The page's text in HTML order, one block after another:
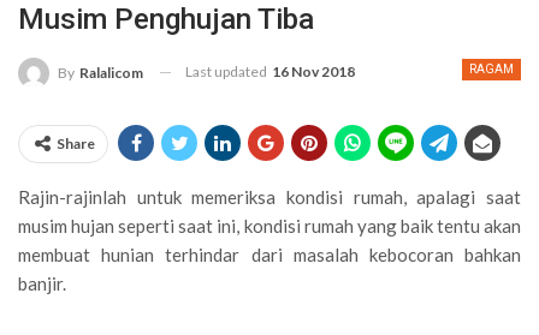
Musim Penghujan Tiba
RAGAM
By Ralalicom Last updated 16 Nov 2018
Share
Rajin-rajinlah untuk memeriksa kondisi rumah, apalagi saat
musim hujan seperti saat ini, kondisi rumah yang baik tentu akan
membuat hunian terhindar dari masalah kebocoran bahkan
banjir.